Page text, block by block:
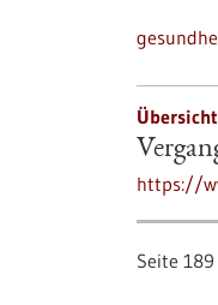
Übersicht
https://
Seite 189